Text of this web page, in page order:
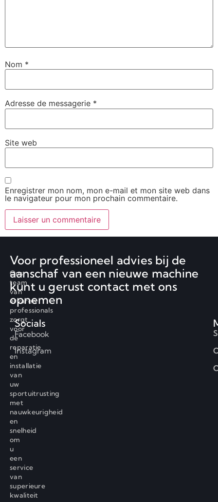
Nom *
Adresse de messagerie *
Site web
Enregistrer mon nom, mon e-mail et mon site web dans
le navigateur pour mon prochain commentaire.
Ons
team
van
ervaren
professionals
zorgt
voor
de
reparatie
en
installatie
van
uw
sportuitrusting
met
nauwkeurigheid
en
snelheid
om
u
een
service
van
superieure
kwaliteit
Voor professioneel advies bij de
aanschaf van een nieuwe machine
kunt u gerust contact met ons
opnemen
Socials
Facebook
Instagram